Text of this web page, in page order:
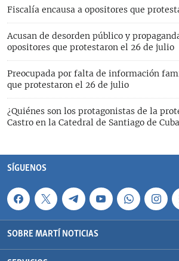
Fiscalía encausa a opositores que
Acusan de desorden público y
opositores que protestaron el 26 de julio
Preocupada por falta de información
que protestaron el 26 de julio
¿Quiénes son los protagonistas de la
Castro en la Catedral de Santiago de
SÍGUENOS
SOBRE MARTÍ NOTICIAS